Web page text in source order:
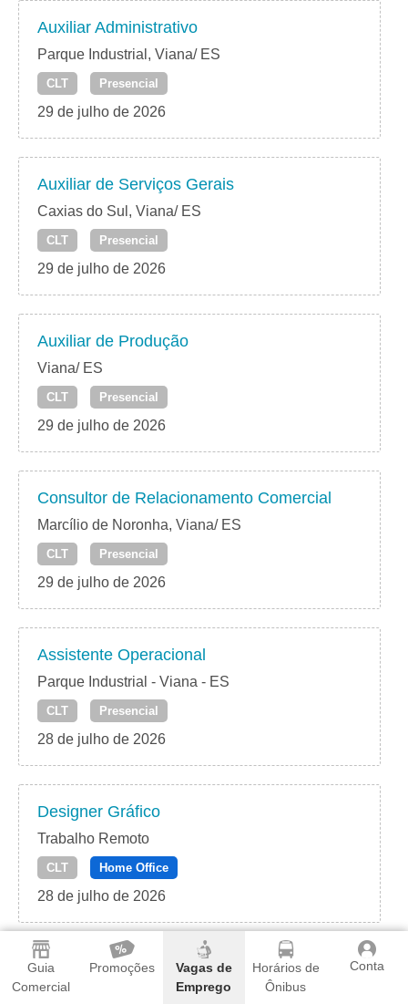
Guia
Comercial
Promoções
Vagas de
Emprego
Horários de
Ônibus
Conta
Auxiliar Administrativo
Parque Industrial, Viana/ ES
CLT Presencial
29 de julho de 2026
Auxiliar de Serviços Gerais
Caxias do Sul, Viana/ ES
CLT Presencial
29 de julho de 2026
Auxiliar de Produção
Viana/ ES
CLT Presencial
29 de julho de 2026
Consultor de Relacionamento Comercial
Marcílio de Noronha, Viana/ ES
CLT Presencial
29 de julho de 2026
Assistente Operacional
Parque Industrial - Viana - ES
CLT Presencial
28 de julho de 2026
Designer Gráfico
Trabalho Remoto
CLT Home Office
28 de julho de 2026
Técnico de Segurança do Trabalho I
Caixas do Sul, Viana/ ES